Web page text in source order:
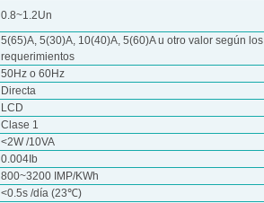
0.8~1.2Un
5(65)A, 5(30)A, 10(40)A, 5(60)A u otro valor según los
requerimientos
50Hz o 60Hz
Directa
LCD
Clase 1
<2W /10VA
0.004Ib
800~3200 IMP/KWh
<0.5s /día (23℃)